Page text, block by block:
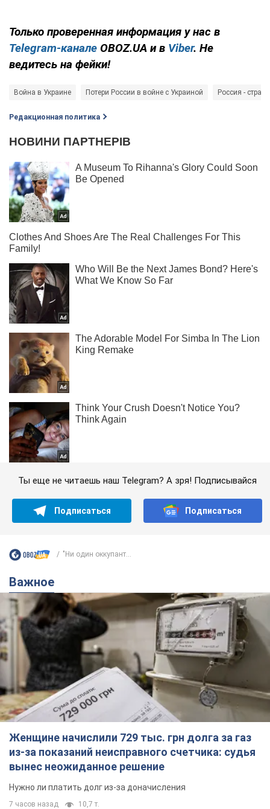
Только проверенная информация у нас в
Telegram-канале OBOZ.UA и в Viber. Не
ведитесь на фейки!
Война в Украине Потери России в войне с Украиной Россия -
Редакционная политика
Ты еще не читаешь наш Telegram? А зря! Подписывайся
Подписаться Подписаться
"Ни один оккупант...
Важное
Женщине начислили 729 тыс. грн долга за газ
из-за показаний неисправного счетчика: судья
вынес неожиданное решение
Нужно ли платить долг из-за доначисления
7 часов назад 10,7 т.